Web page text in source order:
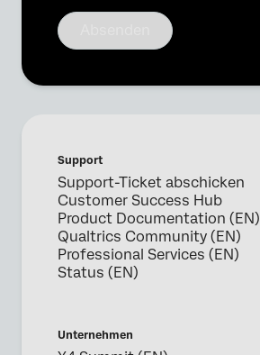
Support
Support-Ticket abschicken
Customer Success Hub
Product Documentation (EN)
Qualtrics Community (EN)
Professional Services (EN)
Status (EN)
Unternehmen